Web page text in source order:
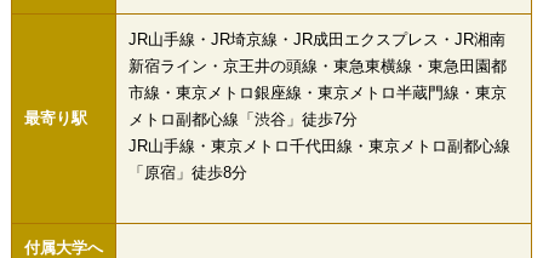
最寄り駅
JR山手線・JR埼京線・JR成田エクスプレス・JR湘南
新宿ライン・京王井の頭線・東急東横線・東急田園都
市線・東京メトロ銀座線・東京メトロ半蔵門線・東京
メトロ副都心線「渋谷」徒歩7分
JR山手線・東京メトロ千代田線・東京メトロ副都心線
「原宿」徒歩8分
付属大学へ